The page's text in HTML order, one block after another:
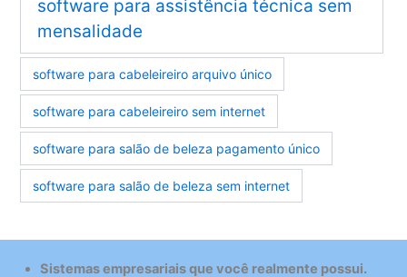
software para assistência técnica sem
mensalidade
software para cabeleireiro arquivo único
software para cabeleireiro sem internet
software para salão de beleza pagamento único
software para salão de beleza sem internet
Sistemas empresariais que você realmente possui.